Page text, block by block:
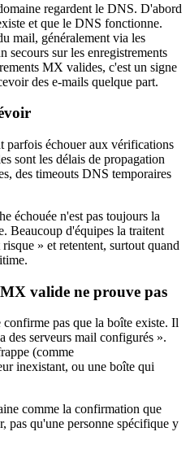
regardent le DNS. D'abord
et que le DNS fonctionne.
mail, généralement via les
secours sur les enregistrements
MX valides, c'est un signe
des e-mails quelque part.
parfois échouer aux vérifications
sont les délais de propagation
des timeouts DNS temporaires
échouée n'est pas toujours la
Beaucoup d'équipes la traitent
» et retentent, surtout quand
valide ne prouve pas
pas que la boîte existe. Il
des serveurs mail configurés ».
(comme
inexistant, ou une boîte qui
comme la confirmation que
pas qu'une personne spécifique y